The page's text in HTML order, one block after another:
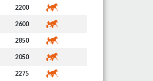
2200
2600
2850
2050
2275